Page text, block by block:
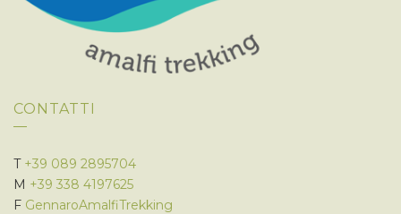
CONTATTI
T +39 089 2895704
M +39 338 4197625
F GennaroAmalfiTrekking